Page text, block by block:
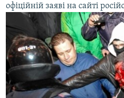
офіційній заяві на сайті